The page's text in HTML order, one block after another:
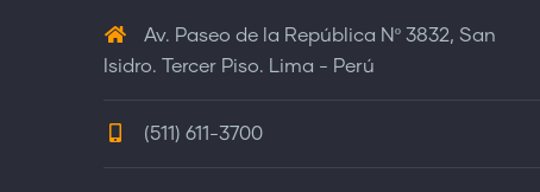
Av. Paseo de la República Nº 3832, San
Isidro. Tercer Piso. Lima - Perú
(511) 611-3700